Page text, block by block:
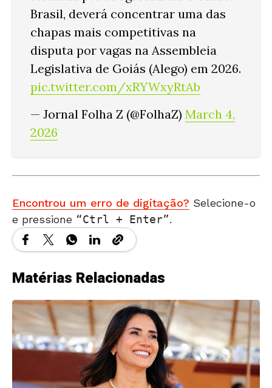
Brasil, deverá concentrar uma das
chapas mais competitivas na
disputa por vagas na Assembleia
Legislativa de Goiás (Alego) em 2026.
pic.twitter.com/xRYWxyRtAb
— Jornal Folha Z (@FolhaZ) March 4,
2026
Encontrou um erro de digitação? Selecione-o
e pressione
Ctrl + Enter .
Matérias Relacionadas